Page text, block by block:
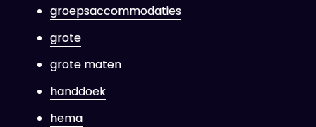
groepsaccommodaties
grote
grote maten
handdoek
hema